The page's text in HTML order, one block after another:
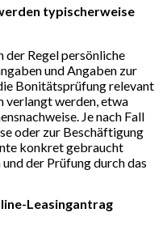
typischerweise
der Regel persönliche
und Angaben zur
Bonitätsprüfung relevant
verlangt werden, etwa
Je nach Fall
oder zur Beschäftigung
konkret gebraucht
der Prüfung durch das
Leasingantrag